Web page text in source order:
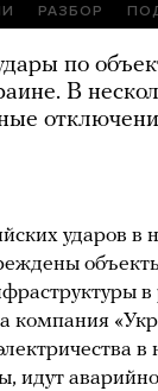
РАЗБОР
по
В
ударов в
в
компания
в
идут